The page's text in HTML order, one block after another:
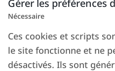
Gérer les préférences
Nécessaire
Ces cookies et scripts
le site fonctionne et ne
désactivés. Ils sont